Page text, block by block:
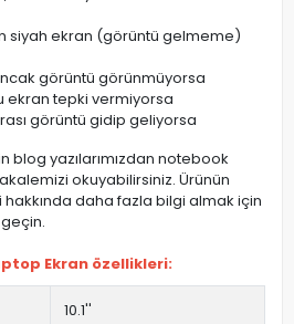
siyah ekran (görüntü gelmeme)
görüntü görünmüyorsa
ekran tepki vermiyorsa
görüntü gidip geliyorsa
blog yazılarımızdan notebook
okuyabilirsiniz. Ürünün
daha fazla bilgi almak için
Ekran özellikleri:
10.1''